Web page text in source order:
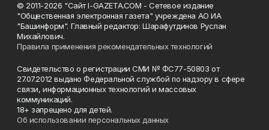
© 2011-2026 "Сайт I-GAZETA.COM - Сетевое издание
"Общественная электронная газета" учреждена АО ИА
"Башинформ". Главный редактор: Шарафутдинов Руслан
Михайлович.
Правила применения рекомендательных технологий
Свидетельство о регистрации СМИ № ФС77-50803 от
27.07.2012 выдано Федеральной службой по надзору в сфере
связи, информационных технологий и массовых
коммуникаций.
18+ запрещено для детей.
Об использовании персональных данных